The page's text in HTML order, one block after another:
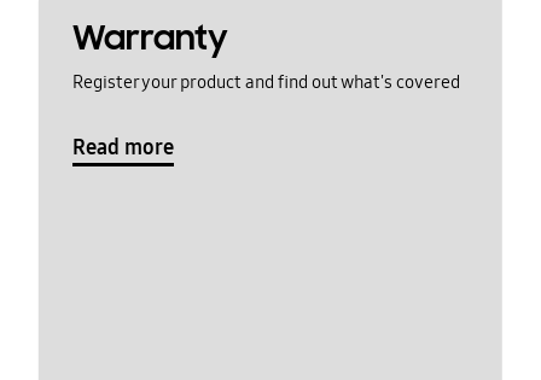
Warranty
Register your product and find out what's covered
Read more